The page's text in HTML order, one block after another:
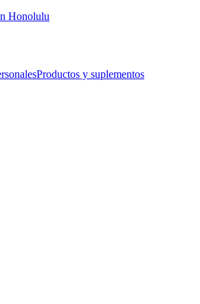
Honolulu
Productos y suplementos